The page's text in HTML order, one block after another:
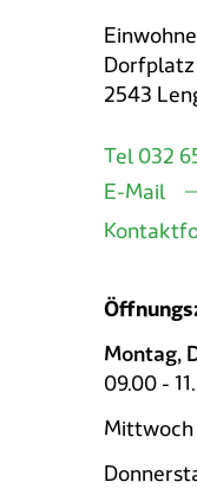
Dorfplatz
2543
Tel 032
E-Mail
Montag,
09.00 -
Mittwoch